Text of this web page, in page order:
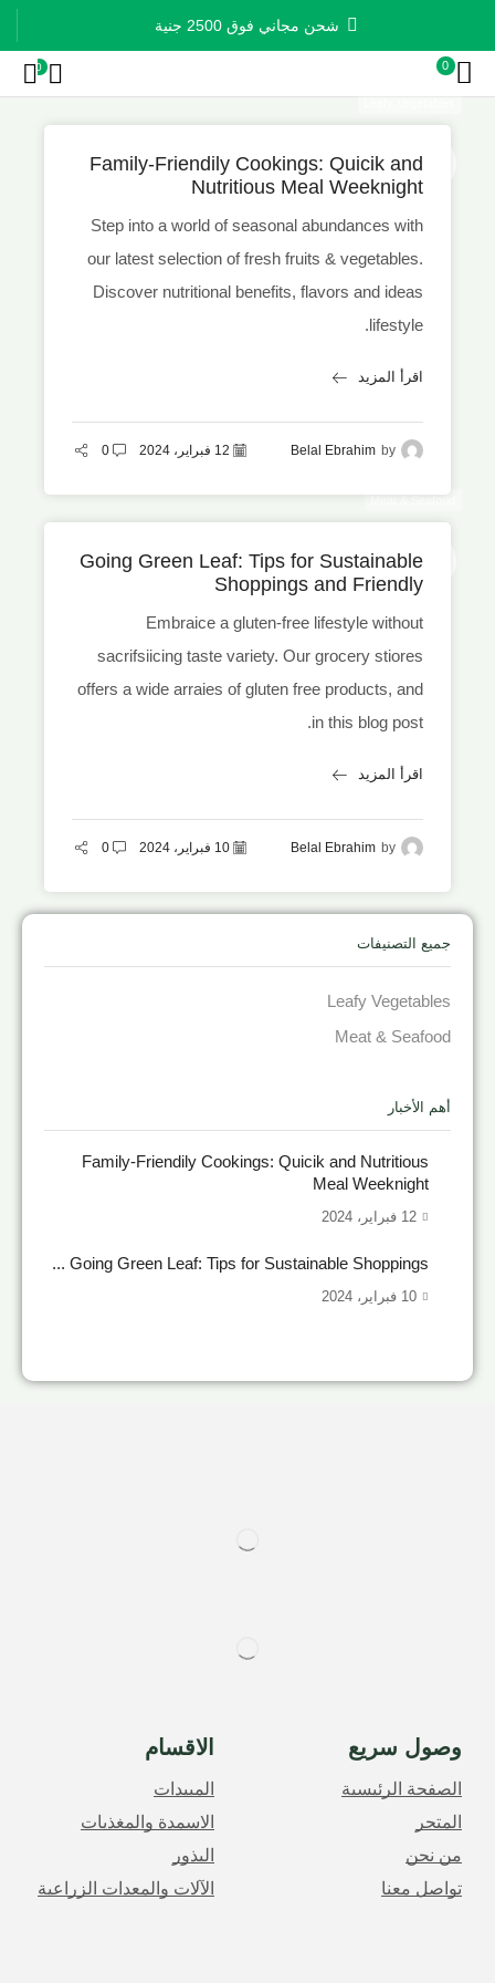
شحن مجاني فوق 2500 جنية
0
0
12
فبراير
Family-Friendily Cookings: Quicik and
Nutritious Meal Weeknight
Step into a world of seasonal abundances with
our latest selection of fresh fruits & vegetables.
Discover nutritional benefits, flavors and ideas
lifestyle.
اقرأ المزيد
by
Belal Ebrahim 12 فبراير، 2024 0
10
فبراير
Going Green Leaf: Tips for Sustainable
Shoppings and Friendly
Embraice a gluten-free lifestyle without
sacrifsiicing taste variety. Our grocery stiores
offers a wide arraies of gluten free products, and
in this blog post.
اقرأ المزيد
by
Belal Ebrahim 10 فبراير، 2024 0
جميع التصنيفات
Leafy Vegetables
Meat & Seafood
أهم الأخبار
Family-Friendily Cookings: Quicik and Nutritious
Meal Weeknight
12 فبراير، 2024
Going Green Leaf: Tips for Sustainable Shoppings ...
10 فبراير، 2024
وصول سريع
الصفحة الرئيسية
المتجر
من نحن
تواصل معنا
الاقسام
المبيدات
الاسمدة والمغذيات
البذور
الآلات والمعدات الزراعية